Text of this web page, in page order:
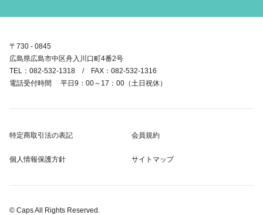
〒730 - 0845
広島県広島市中区舟入川口町4番2号
TEL：082-532-1318 / FAX：082-532-1316
電話受付時間 平日9：00～17：00（土日祝休）
特定商取引法の表記 会員規約
個人情報保護方針 サイトマップ
© Caps All Rights Reserved.